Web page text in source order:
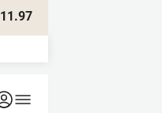
11.97